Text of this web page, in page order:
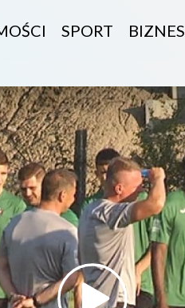
SPORT BIZNES